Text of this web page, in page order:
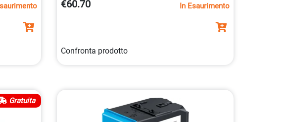
€60.70 In Esaurimento
Confronta prodotto
Gratuita